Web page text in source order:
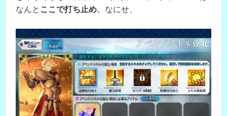
なんと ここで打ち止め。なにせ、